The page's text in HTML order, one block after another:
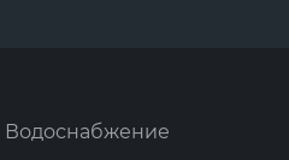
Водоснабжение